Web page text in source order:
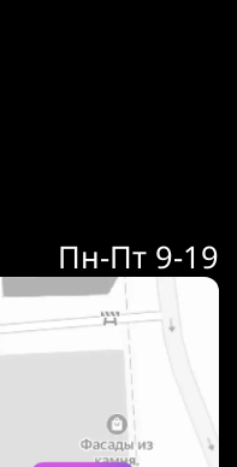
Пн-Пт 9-19